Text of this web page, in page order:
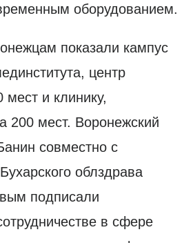
оборудованием.
показали кампус
центр
мест и клинику,
200 мест. Воронежский
совместно с
облздрава
подписали
в сфере